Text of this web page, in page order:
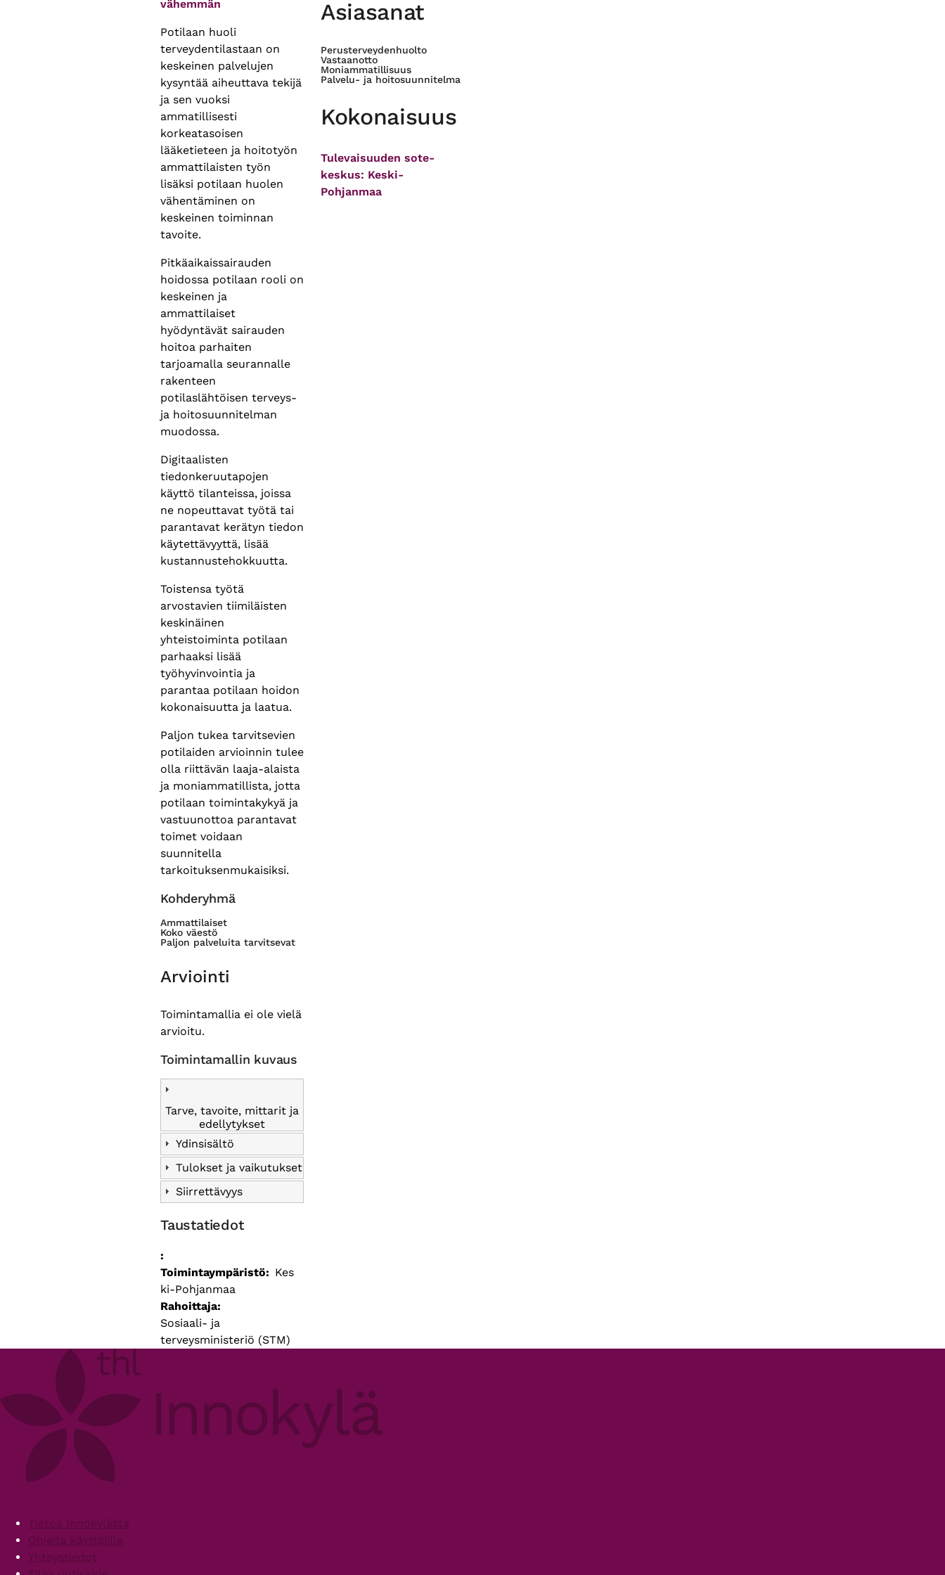
vähemmän
Potilaan huoli
terveydentilastaan on
keskeinen palvelujen
kysyntää aiheuttava tekijä
ja sen vuoksi
ammatillisesti
korkeatasoisen
lääketieteen ja hoitotyön
ammattilaisten työn
lisäksi potilaan huolen
vähentäminen on
keskeinen toiminnan
tavoite.
Pitkäaikaissairauden
hoidossa potilaan rooli on
keskeinen ja
ammattilaiset
hyödyntävät sairauden
hoitoa parhaiten
tarjoamalla seurannalle
rakenteen
potilaslähtöisen terveys-
ja hoitosuunnitelman
muodossa.
Digitaalisten
tiedonkeruutapojen
käyttö tilanteissa, joissa
ne nopeuttavat työtä tai
parantavat kerätyn tiedon
käytettävyyttä, lisää
kustannustehokkuutta.
Toistensa työtä
arvostavien tiimiläisten
keskinäinen
yhteistoiminta potilaan
parhaaksi lisää
työhyvinvointia ja
parantaa potilaan hoidon
kokonaisuutta ja laatua.
Paljon tukea tarvitsevien
potilaiden arvioinnin tulee
olla riittävän laaja-alaista
ja moniammatillista, jotta
potilaan toimintakykyä ja
vastuunottoa parantavat
toimet voidaan
suunnitella
tarkoituksenmukaisiksi.
Kohderyhmä
Ammattilaiset
Koko väestö
Paljon palveluita tarvitsevat
Arviointi
Toimintamallia ei ole vielä
arvioitu.
Toimintamallin kuvaus
Tarve, tavoite, mittarit ja
edellytykset
Ydinsisältö
Tulokset ja vaikutukset
Siirrettävyys
Taustatiedot
Toimintaympäristö
Kes
ki-Pohjanmaa
Rahoittaja
Sosiaali- ja
terveysministeriö (STM)
Asiasanat
Perusterveydenhuolto
Vastaanotto
Moniammatillisuus
Palvelu- ja hoitosuunnitelma
Kokonaisuus
Tulevaisuuden sote-
keskus: Keski-
Pohjanmaa
FooterTietoa Innokylästä
Ohjeita käyttäjille
Yhteystiedot